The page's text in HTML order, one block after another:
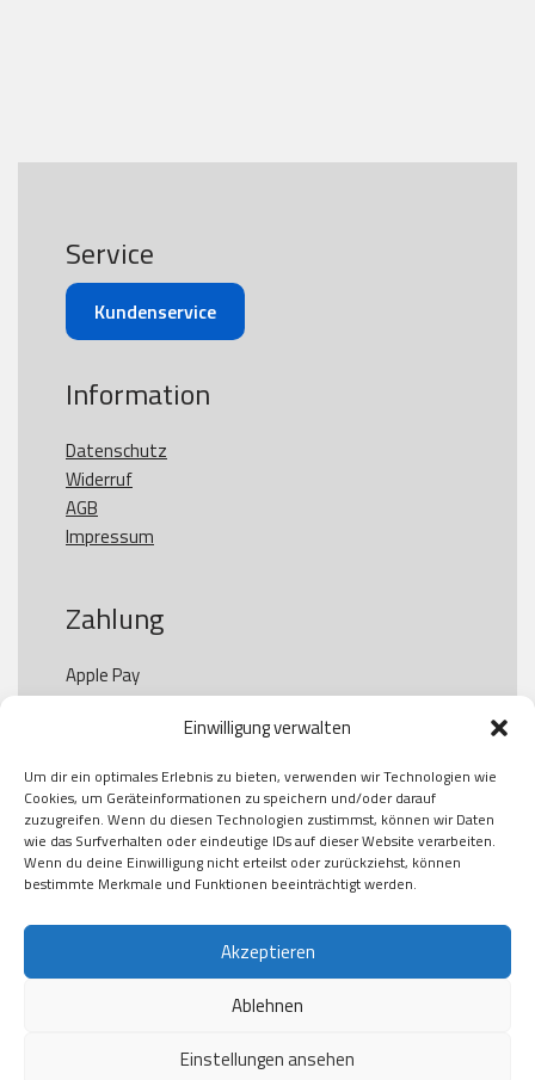
Einwilligung verwalten
Um dir ein optimales Erlebnis zu bieten, verwenden wir Technologien wie
Cookies, um Geräteinformationen zu speichern und/oder darauf
zuzugreifen. Wenn du diesen Technologien zustimmst, können wir Daten
wie das Surfverhalten oder eindeutige IDs auf dieser Website verarbeiten.
Wenn du deine Einwilligung nicht erteilst oder zurückziehst, können
bestimmte Merkmale und Funktionen beeinträchtigt werden.
Akzeptieren
Ablehnen
Einstellungen ansehen
Service
Kundenservice
Information
Datenschutz
Widerruf
AGB
Impressum
Zahlung
Apple Pay
Paypal
Kauf auf Rechung
Klarna
American Express